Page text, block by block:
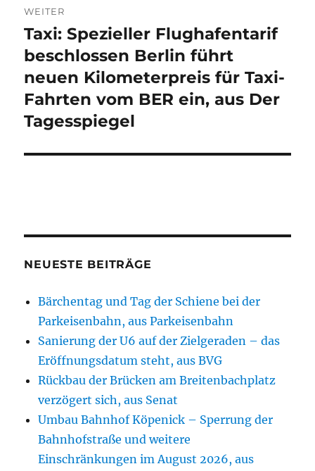
WEITER
Nächster
Beitrag:
Taxi: Spezieller Flughafentarif
beschlossen Berlin führt
neuen Kilometerpreis für Taxi-
Fahrten vom BER ein, aus Der
Tagesspiegel
NEUESTE BEITRÄGE
Bärchentag und Tag der Schiene bei der
Parkeisenbahn, aus Parkeisenbahn
Sanierung der U6 auf der Zielgeraden – das
Eröffnungsdatum steht, aus BVG
Rückbau der Brücken am Breitenbachplatz
verzögert sich, aus Senat
Umbau Bahnhof Köpenick – Sperrung der
Bahnhofstraße und weitere
Einschränkungen im August 2026, aus